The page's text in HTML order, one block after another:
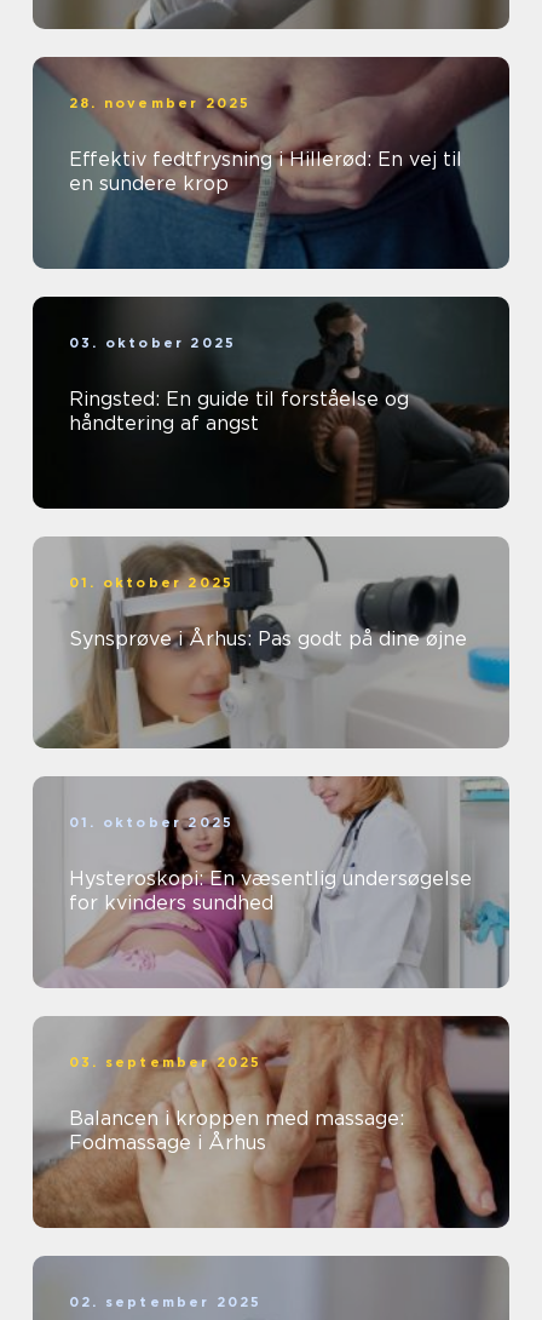
28. november 2025
Effektiv fedtfrysning i Hillerød: En vej til
en sundere krop
03. oktober 2025
Ringsted: En guide til forståelse og
håndtering af angst
01. oktober 2025
Synsprøve i Århus: Pas godt på dine øjne
01. oktober 2025
Hysteroskopi: En væsentlig undersøgelse
for kvinders sundhed
03. september 2025
Balancen i kroppen med massage:
Fodmassage i Århus
02. september 2025